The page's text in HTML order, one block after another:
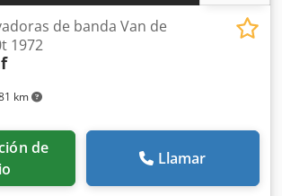
km
de banda Van de
1972
Llamar